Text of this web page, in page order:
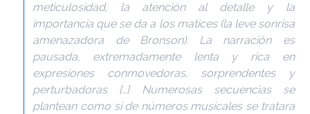
meticulosidad, la atención al detalle y la
importancia que se da a los matices (la leve sonrisa
amenazadora de Bronson). La narración es
pausada, extremadamente lenta y rica en
expresiones conmovedoras, sorprendentes y
perturbadoras […] Numerosas secuencias se
plantean como si de números musicales se tratara